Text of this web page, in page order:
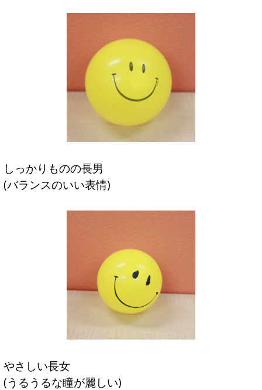
しっかりものの長男
(バランスのいい表情)
やさしい長女
(うるうるな瞳が麗しい)